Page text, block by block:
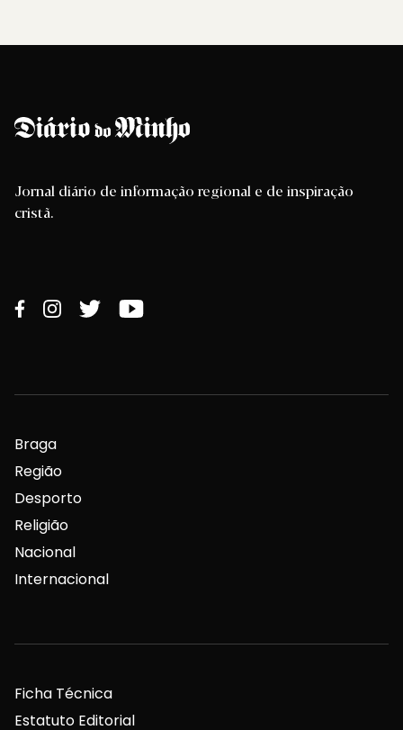
Jornal diário de informação regional e de inspiração
cristã.
Braga
Região
Desporto
Religião
Nacional
Internacional
Ficha Técnica
Estatuto Editorial